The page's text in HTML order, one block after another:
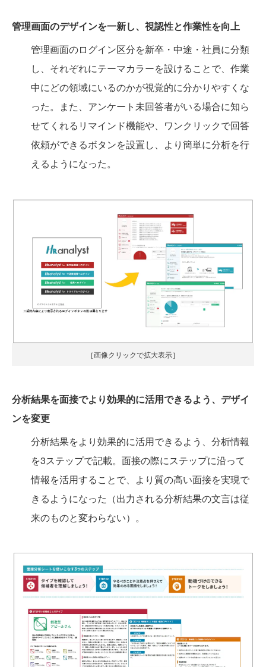
管理画面のデザインを一新し、視認性と作業性を向上
管理画面のログイン区分を新卒・中途・社員に分類
し、それぞれにテーマカラーを設けることで、作業
中にどの領域にいるのかが視覚的に分かりやすくな
った。また、アンケート未回答者がいる場合に知ら
せてくれるリマインド機能や、ワンクリックで回答
依頼ができるボタンを設置し、より簡単に分析を行
えるようになった。
［画像クリックで拡大表示］
分析結果を面接でより効果的に活用できるよう、デザイ
ンを変更
分析結果をより効果的に活用できるよう、分析情報
を3ステップで記載。面接の際にステップに沿って
情報を活用することで、より質の高い面接を実現で
きるようになった（出力される分析結果の文言は従
来のものと変わらない）。